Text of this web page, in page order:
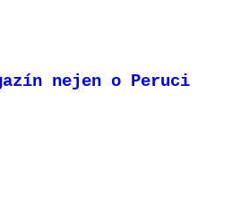
nejen o Peruci